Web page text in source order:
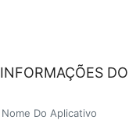
INFORMAÇÕES
Nome Do Aplicativo